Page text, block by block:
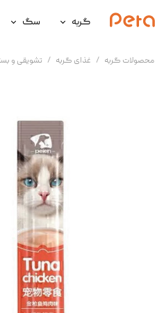
گربه
غذای گربه
آرایشی و بهداشتی گربه
سگ
غذای سگ
آرایشی و
محصولات گربه غذای گربه تشویقی و